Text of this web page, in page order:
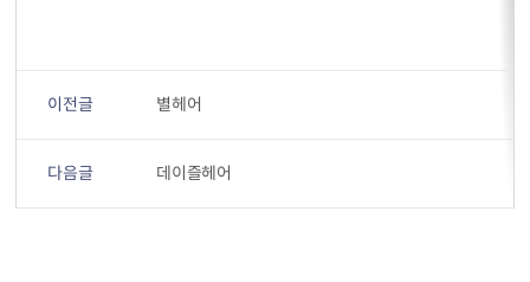
이전글 별헤어
다음글 데이즐헤어